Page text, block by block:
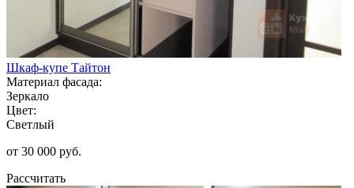
Шкаф-купе Тайтон
Материал фасада:
Зеркало
Цвет:
Светлый
от 30 000 руб.
Рассчитать